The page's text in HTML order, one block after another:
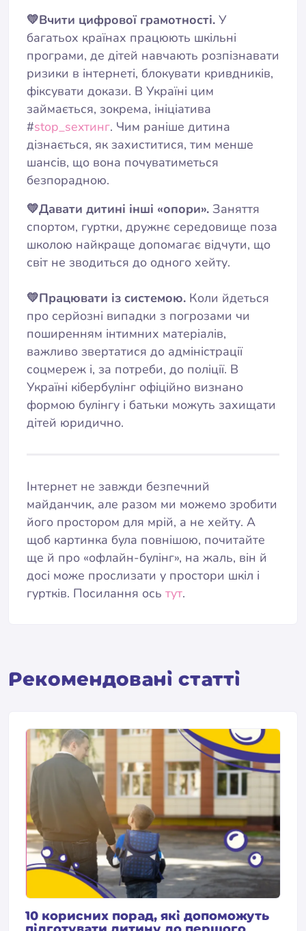
💛Вчити цифрової грамотності. У
багатьох країнах працюють шкільні
програми, де дітей навчають розпізнавати
ризики в інтернеті, блокувати кривдників,
фіксувати докази. В Україні цим
займається, зокрема, ініціатива
#stop_sexтинг. Чим раніше дитина
дізнається, як захиститися, тим менше
шансів, що вона почуватиметься
безпорадною.
💛Давати дитині інші «опори». Заняття
спортом, гуртки, дружнє середовище поза
школою найкраще допомагає відчути, що
світ не зводиться до одного хейту.
💛Працювати із системою. Коли йдеться
про серйозні випадки з погрозами чи
поширенням інтимних матеріалів,
важливо звертатися до адміністрації
соцмереж і, за потреби, до поліції. В
Україні кібербулінг офіційно визнано
формою булінгу і батьки можуть захищати
дітей юридично.
Інтернет не завжди безпечний
майданчик, але разом ми можемо зробити
його простором для мрій, а не хейту. А
щоб картинка була повнішою, почитайте
ще й про «офлайн-булінг», на жаль, він й
досі може прослизати у простори шкіл і
гуртків. Посилання ось тут.
Pекомендовані статті
10 корисних порад, які допоможуть